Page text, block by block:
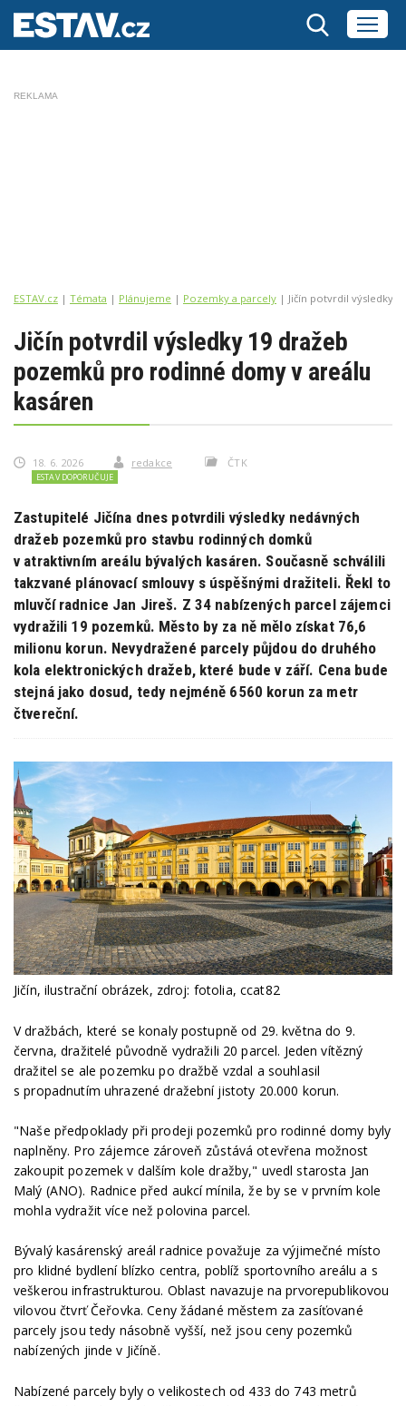
REKLAMA
ESTAV.cz Témata Plánujeme Pozemky a parcely Jičín potvrdil výsledky
Jičín potvrdil výsledky 19 dražeb
pozemků pro rodinné domy v areálu
kasáren
18. 6. 2026 redakce ČTK
ESTAV DOPORUČUJE
Zastupitelé Jičína dnes potvrdili výsledky nedávných
dražeb pozemků pro stavbu rodinných domků
v atraktivním areálu bývalých kasáren. Současně schválili
takzvané plánovací smlouvy s úspěšnými dražiteli. Řekl to
mluvčí radnice Jan Jireš. Z 34 nabízených parcel zájemci
vydražili 19 pozemků. Město by za ně mělo získat 76,6
milionu korun. Nevydražené parcely půjdou do druhého
kola elektronických dražeb, které bude v září. Cena bude
stejná jako dosud, tedy nejméně 6560 korun za metr
čtvereční.
Jičín, ilustrační obrázek, zdroj: fotolia, ccat82
V dražbách, které se konaly postupně od 29. května do 9.
června, dražitelé původně vydražili 20 parcel. Jeden vítězný
dražitel se ale pozemku po dražbě vzdal a souhlasil
s propadnutím uhrazené dražební jistoty 20.000 korun.
"Naše předpoklady při prodeji pozemků pro rodinné domy byly
naplněny. Pro zájemce zároveň zůstává otevřena možnost
zakoupit pozemek v dalším kole dražby," uvedl starosta Jan
Malý (ANO). Radnice před aukcí mínila, že by se v prvním kole
mohla vydražit více než polovina parcel.
Bývalý kasárenský areál radnice považuje za výjimečné místo
pro klidné bydlení blízko centra, poblíž sportovního areálu a s
veškerou infrastrukturou. Oblast navazuje na prvorepublikovou
vilovou čtvrť Čeřovka. Ceny žádané městem za zasíťované
parcely jsou tedy násobně vyšší, než jsou ceny pozemků
nabízených jinde v Jičíně.
Nabízené parcely byly o velikostech od 433 do 743 metrů